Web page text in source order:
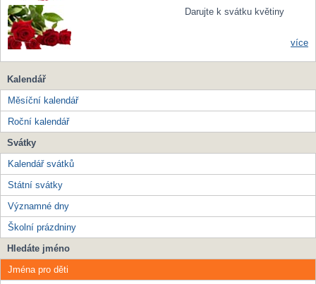
Darujte k svátku květiny
více
Kalendář
Měsíční kalendář
Roční kalendář
Svátky
Kalendář svátků
Státní svátky
Významné dny
Školní prázdniny
Hledáte jméno
Jména pro děti